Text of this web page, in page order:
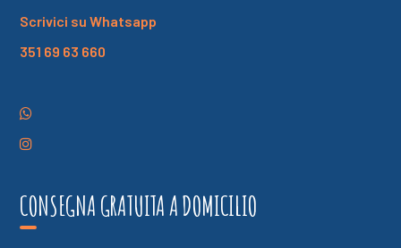
Scrivici su Whatsapp
351 69 63 660
CONSEGNA GRATUITA A DOMICILIO